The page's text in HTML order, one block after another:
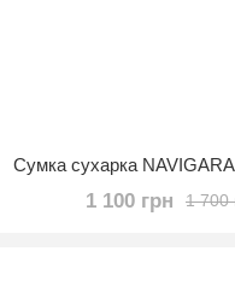
Сумка сухарка
1 700
1 100 грн